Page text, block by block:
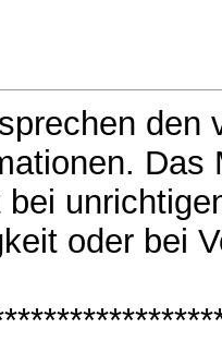
den
Das
oder bei